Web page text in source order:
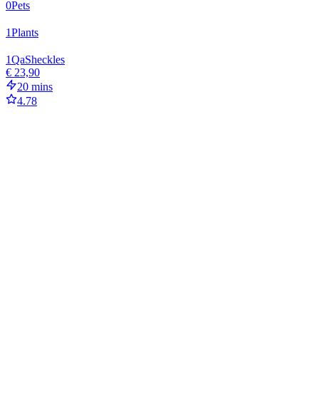
0Pets
1Plants
1QaSheckles
€ 23,90
20 mins
4.78